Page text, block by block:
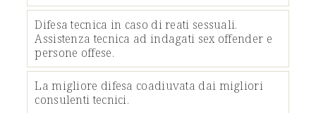
Difesa tecnica in caso di reati sessuali.
Assistenza tecnica ad indagati sex offender e
persone offese.
La migliore difesa coadiuvata dai migliori
consulenti tecnici.